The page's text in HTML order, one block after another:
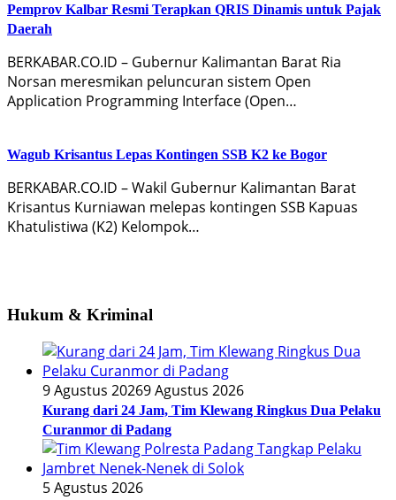
Pemprov Kalbar Resmi Terapkan QRIS Dinamis untuk Pajak
Daerah
BERKABAR.CO.ID – Gubernur Kalimantan Barat Ria
Norsan meresmikan peluncuran sistem Open
Application Programming Interface (Open…
Wagub Krisantus Lepas Kontingen SSB K2 ke Bogor
BERKABAR.CO.ID – Wakil Gubernur Kalimantan Barat
Krisantus Kurniawan melepas kontingen SSB Kapuas
Khatulistiwa (K2) Kelompok…
Hukum & Kriminal
9 Agustus 20269 Agustus 2026
Kurang dari 24 Jam, Tim Klewang Ringkus Dua Pelaku
Curanmor di Padang
5 Agustus 2026